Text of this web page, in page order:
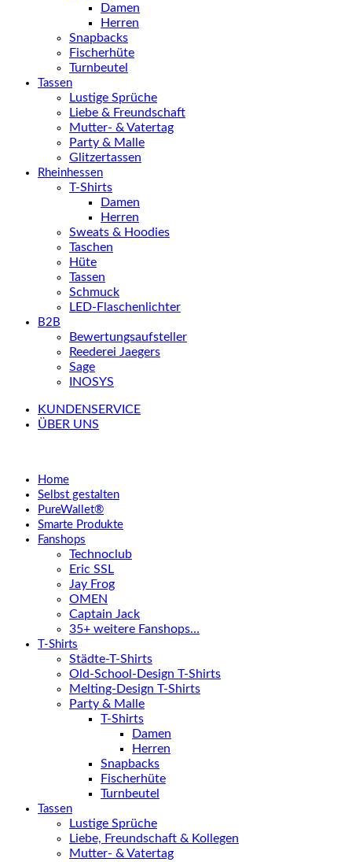
Damen
Herren
Snapbacks
Fischerhüte
Turnbeutel
Tassen
Lustige Sprüche
Liebe & Freundschaft
Mutter- & Vatertag
Party & Malle
Glitzertassen
Rheinhessen
T-Shirts
Damen
Herren
Sweats & Hoodies
Taschen
Hüte
Tassen
Schmuck
LED-Flaschenlichter
B2B
Bewertungsaufsteller
Reederei Jaegers
Sage
INOSYS
KUNDENSERVICE
ÜBER UNS
Home
Selbst gestalten
PureWallet®
Smarte Produkte
Fanshops
Technoclub
Eric SSL
Jay Frog
OMEN
Captain Jack
35+ weitere Fanshops…
T-Shirts
Städte-T-Shirts
Old-School-Design T-Shirts
Melting-Design T-Shirts
Party & Malle
T-Shirts
Damen
Herren
Snapbacks
Fischerhüte
Turnbeutel
Tassen
Lustige Sprüche
Liebe, Freundschaft & Kollegen
Mutter- & Vatertag